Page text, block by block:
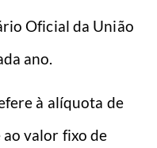
Oficial da União
ano.
à alíquota de
valor fixo de